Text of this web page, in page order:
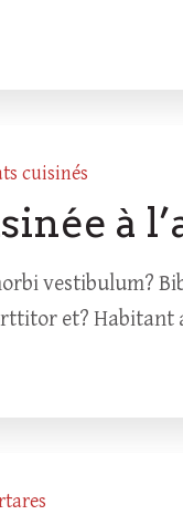
cuisinés
à
vestibulum?
et?